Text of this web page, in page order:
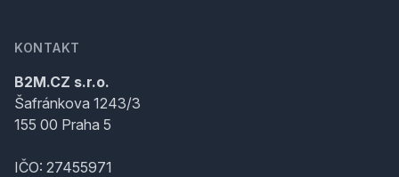
KONTAKT
B2M.CZ s.r.o.
Šafránkova 1243/3
155 00 Praha 5
IČO: 27455971